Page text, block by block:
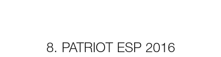
8. PATRIOT ESP 2016